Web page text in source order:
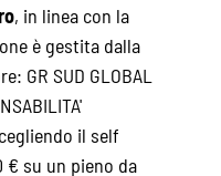
, in linea con la
è gestita dalla
GR SUD GLOBAL
il self
€ su un pieno da